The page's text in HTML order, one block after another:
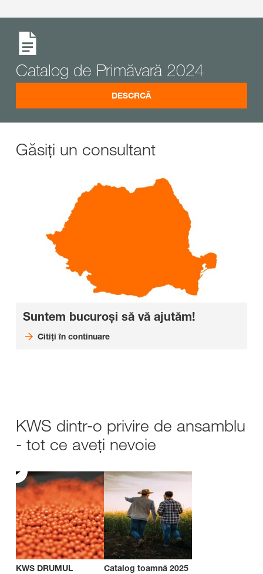
Catalog de Primăvară 2024
DESCRCĂ
Găsiți un consultant
Suntem bucuroși să vă ajutăm!
Citiți în continuare
KWS dintr-o privire de ansamblu
- tot ce aveți nevoie
KWS DRUMUL
Catalog toamnă 2025